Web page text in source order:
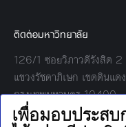
ติดต่อมหาวิทยาลัย
126/1 ซอยวิภาวดีรังสิต 2
แขวงรัชดาภิเษก เขตดินแดง
กรุงเทพมหานคร 10400
โทร: